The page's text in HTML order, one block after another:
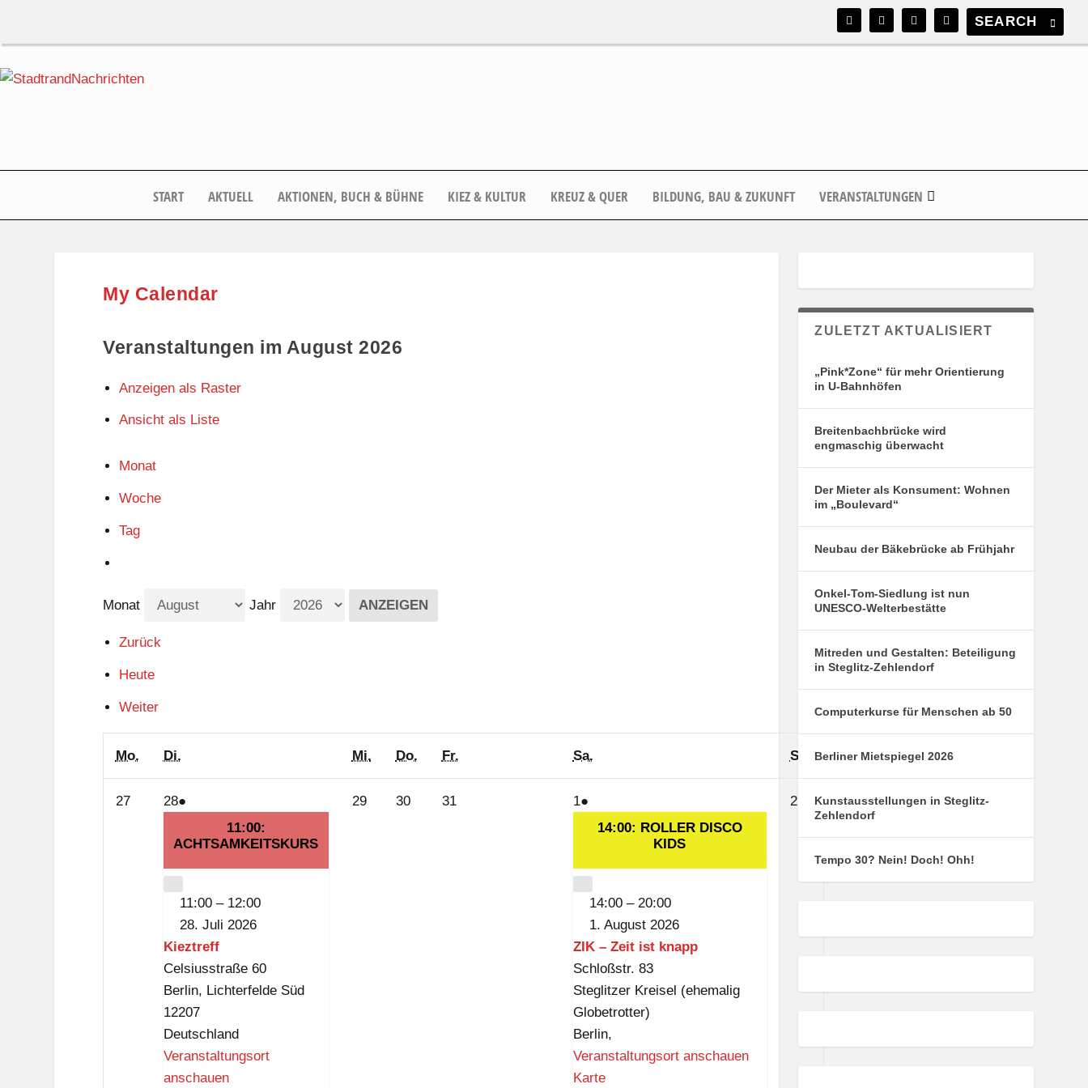
START AKTUELL AKTIONEN, BUCH & BÜHNE KIEZ & KULTUR KREUZ & QUER BILDUNG, BAU & ZUKUNFT VERANSTALTUNGEN
My Calendar
Veranstaltungen im August 2026
Anzeigen als Raster
Ansicht als Liste
Monat
Woche
Tag
Monat Jahr
Zurück
Heute
Weiter
Mo. Montag
Di. Mi. Mittwoch
Do. Donnerstag
Fr. Sa. So. Sonntag
2727.
2828.
2026
●(1
Veranstaltung)
11:00:
ACHTSAMKEITSKURS
CLOSE
11:00 – 12:00
28. Juli 2026
Kieztreff
Celsiusstraße 60
Berlin, Lichterfelde Süd
12207
Deutschland
Veranstaltungsort
anschauen
2929.
3030.
31 11.
August
●(1
Veranstaltung)
14:00: ROLLER DISCO
KIDS
CLOSE
14:00 – 20:00
1. August 2026
ZIK – Zeit ist knapp
Schloßstr. 83
Steglitzer Kreisel (ehemalig
Globetrotter)
Berlin,
Veranstaltungsort anschauen
KarteZ
22.
August
ZULETZT AKTUALISIERT
„Pink*Zone“ für mehr Orientierung
in U-Bahnhöfen
Breitenbachbrücke wird
engmaschig überwacht
Der Mieter als Konsument: Wohnen
im „Boulevard“
Neubau der Bäkebrücke ab Frühjahr
Onkel-Tom-Siedlung ist nun
UNESCO-Welterbestätte
Mitreden und Gestalten: Beteiligung
in Steglitz-Zehlendorf
Computerkurse für Menschen ab 50
Berliner Mietspiegel 2026
Kunstausstellungen in Steglitz-
Zehlendorf
Tempo 30? Nein! Doch! Ohh!